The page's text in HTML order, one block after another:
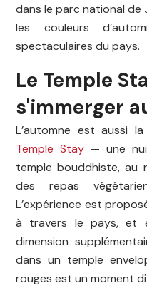
dans le parc national
les couleurs
spectaculaires du pays.
Le Temple
s'immerger
L’automne est aussi
Temple Stay— une
temple bouddhiste, au
des repas
L’expérience est
à travers le pays, et
dimension
dans un temple
rouges est un moment